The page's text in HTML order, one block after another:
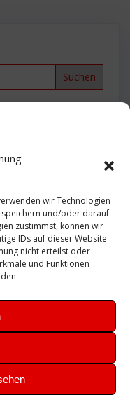
wir Technologien
und/oder darauf
zustimmst, können wir
IDs auf dieser Website
nicht erteilst oder
und Funktionen
Sicherheit
SSL Ubuntu
VCSA Veeam
Windows